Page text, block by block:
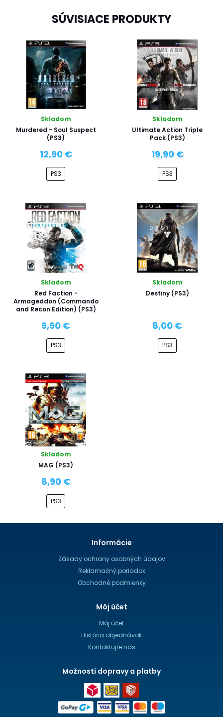
SÚVISIACE PRODUKTY
Skladom
Murdered - Soul Suspect
(PS3)
12,90 €
PS3
Skladom
Ultimate Action Triple
Pack (PS3)
19,90 €
PS3
Skladom
Red Faction -
Armageddon (Commando
and Recon Edition) (PS3)
9,90 €
PS3
Skladom
Destiny (PS3)
8,00 €
PS3
Skladom
MAG (PS3)
8,90 €
PS3
Informácie
Zásady ochrany osobných údajov
Reklamačný poriadok
Obchodné podmienky
Môj účet
Môj účet
História objednávok
Kontaktujte nás
Možnosti dopravy a platby